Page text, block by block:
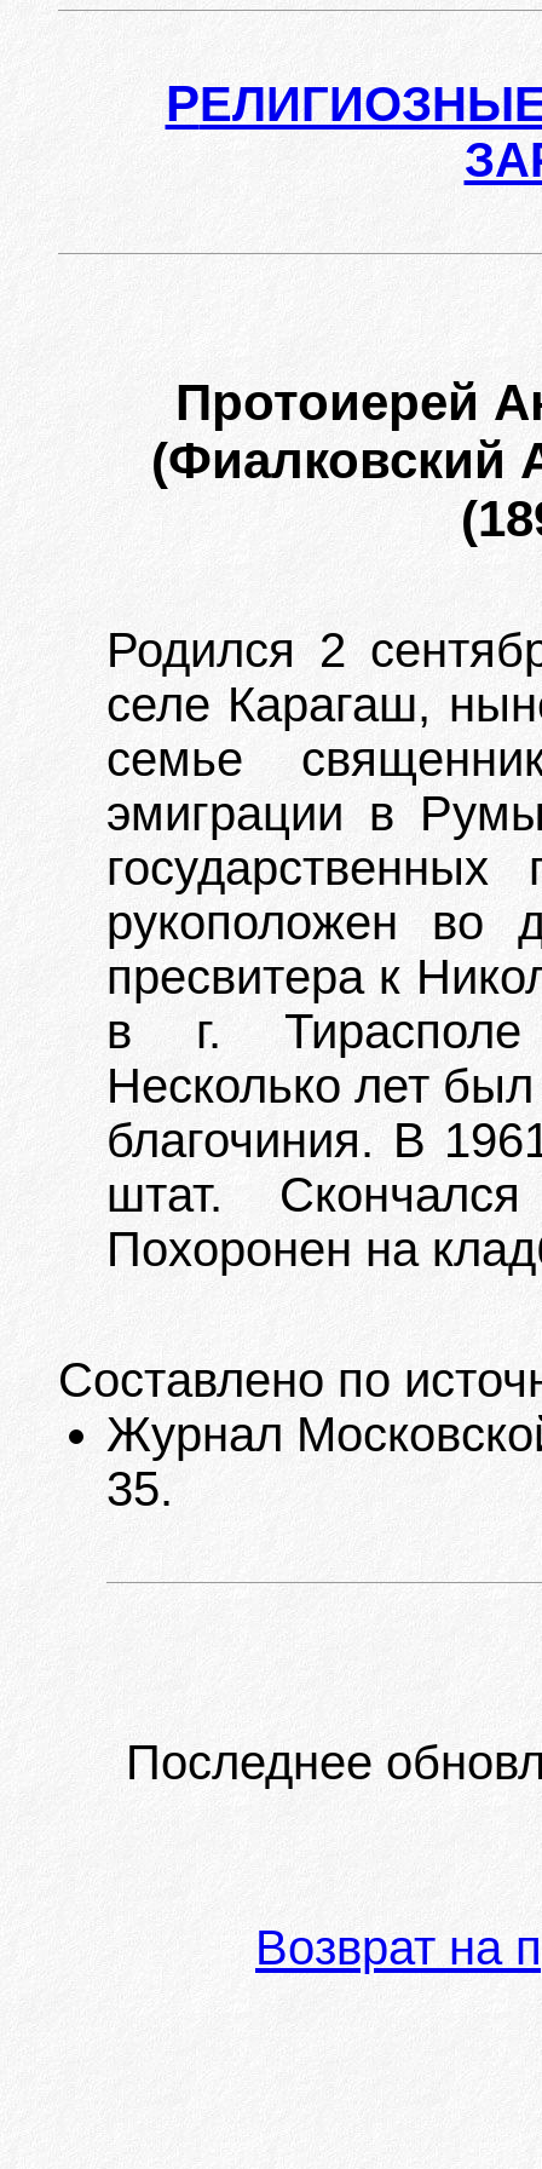
Р
Протоиерей
(Фиалковский
Родился 2
селе Карагаш,
семье
эмиграции в
рукоположен во
пресвитера к
в г. Тирасполе
Несколько лет
благочиния. В
штат.
Похоронен на
Составлено по
Журнал
35.
Последнее
Возврат на